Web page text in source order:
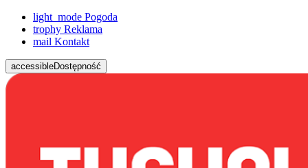
light_mode Pogoda
trophy Reklama
mail Kontakt
accessibleDostępność